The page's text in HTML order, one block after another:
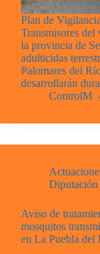
Plan de
Transmisores
la provincia de
adulticidas
Palomares del
desarrollarán
ControlM
Diputación
Aviso de
mosquitos
en La Puebla del